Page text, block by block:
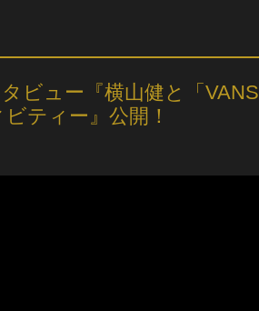
ビュー『横山健と「
ティー』公開！